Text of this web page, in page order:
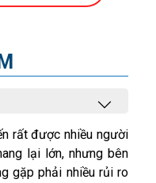
rất được nhiều người
lại lớn, nhưng bên
gặp phải nhiều rủi ro